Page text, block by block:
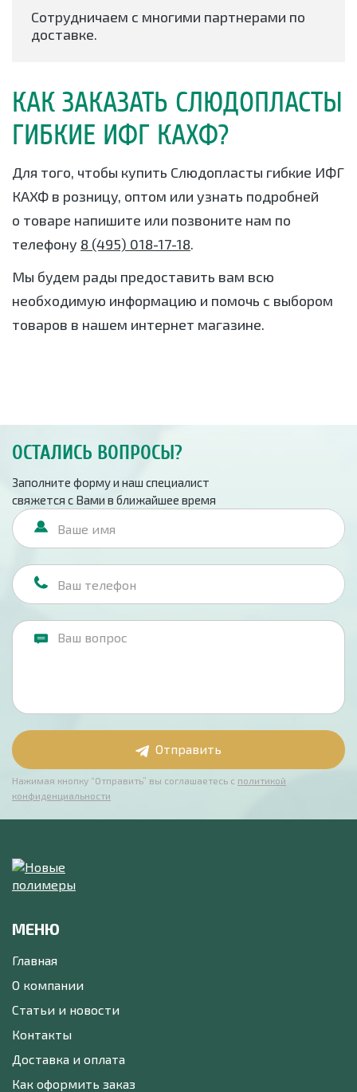
Сотрудничаем с многими партнерами по
доставке.
КАК ЗАКАЗАТЬ СЛЮДОПЛАСТЫ
ГИБКИЕ ИФГ КАХФ?
Для того, чтобы купить Слюдопласты гибкие ИФГ
КАХФ в розницу, оптом или узнать подробней
о товаре напишите или позвоните нам по
телефону 8 (495) 018-17-18.
Мы будем рады предоставить вам всю
необходимую информацию и помочь с выбором
товаров в нашем интернет магазине.
ОСТАЛИСЬ ВОПРОСЫ?
Заполните форму и наш специалист
свяжется с Вами в ближайшее время
Отправить
Нажимая кнопку “Отправить” вы соглашаетесь с политикой
конфиденциальности
МЕНЮ
Главная
О компании
Статьи и новости
Контакты
Доставка и оплата
Как оформить заказ